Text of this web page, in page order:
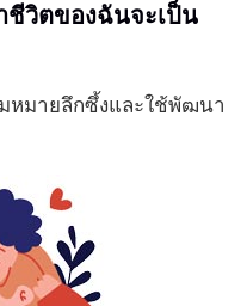
ชีวิตของฉันจะเป็น
หมายลึกซึ้งและใช้พัฒนา